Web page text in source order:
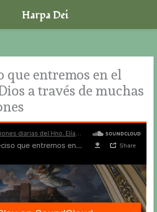
que entremos en el
a través de muchas
Harpa Dei